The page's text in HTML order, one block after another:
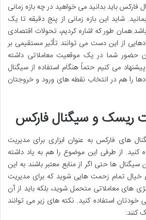
فارکس باید بدانید می خواهید در چه بازه زمانی
شاید این بازه زمانی از پنج دقیقه تا یک
طور که اشاره کردیم، تحولات اقتصادی
از این دست می توانند تأثیر مستقیمی بر
حضور شما در یک موقعیت معاملاتی داشته
می کنیم حتماً هنگام استفاده از سیگنال
را هم در انتخاب نقطه های ورود و خروجتان
ریسک و سیگنال فارکس
های فارکس به عنوان ابزاری برای مدیریت
کنید. از طرفی این موضوع را هم به یاد داشته
سیگنال ها حتی اگر از منابع معتبر باشند به این
تمام زحمت هایی شوید که برای مدیریت
های معاملاتی متحمل شوید، بلکه باید از آن
خودتان استفاده کنید. نکته های زیر می توانند
کنند: